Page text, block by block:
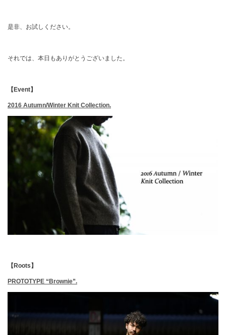
是非、お試しください。
それでは、本日もありがとうございました。
【Event】
2016 Autumn/Winter Knit Collection.
【Roots】
PROTOTYPE “Brownie”.